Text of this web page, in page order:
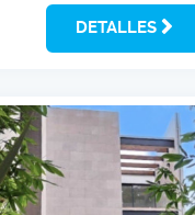
DETALLES